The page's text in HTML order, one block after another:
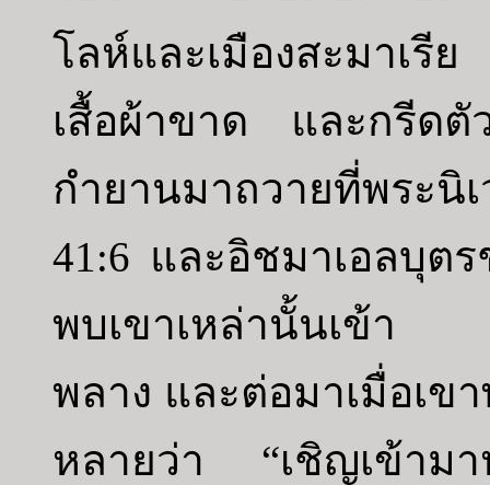
โลห์และเมืองสะมาเ
เสื้อผ้าขาด และกรีดตั
กำยานมาถวายที่พระนิ
41:6 และอิชมาเอลบุต
พบเขาเหล่านั้นเข้า
พลาง และต่อมาเมื่อเข
หลายว่า “เชิญเข้ามา